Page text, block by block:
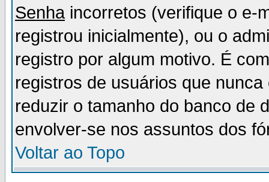
Senhaincorretos (verifique o e-
registrou inicialmente), ou o
registro por algum motivo. É
registros de usuários que
reduzir o tamanho do banco de
envolver-se nos assuntos dos
Voltar ao Topo